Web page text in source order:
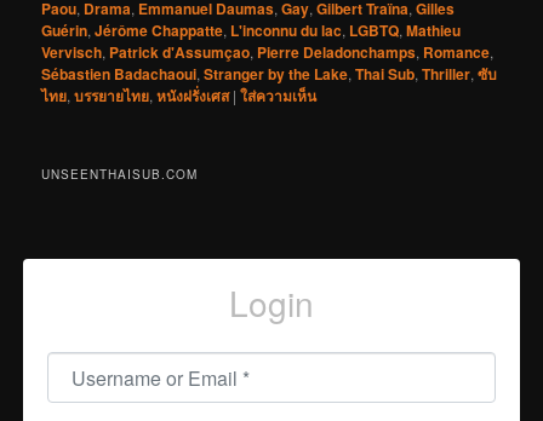
Paou, Drama, Emmanuel Daumas,Gay,Gilbert Traïna,Gilles
Guérin,Jérôme Chappatte, L'inconnu du lac, LGBTQ,Mathieu
Vervisch, Patrick d'Assumçao, Pierre Deladonchamps, Romance,
Sébastien Badachaoui,Stranger by the Lake,Thai Sub,Thriller,ซับ
ไทย,บรรยายไทย,หนังฝรั่งเศส |ใส่ความเห็น
UNSEENTHAISUB.COM
Login
Username or Email